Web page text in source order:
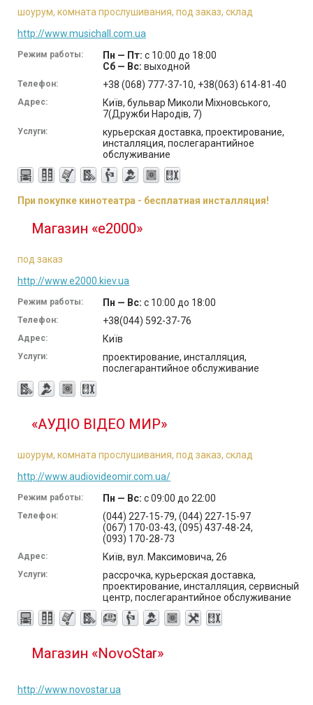
шоурум, комната прослушивания, под заказ, склад
http://www.musichall.com.ua
Режим работы: Пн — Пт: с 10:00 до 18:00
Сб — Вс: выходной
Телефон: +38 (068) 777-37-10, +38(063) 614-81-40
Адрес:
Київ, бульвар Миколи Міхновського,
7(Дружби Народів, 7)
Услуги:
курьерская доставка, проектирование,
инсталляция, послегарантийное
обслуживание
При покупке кинотеатра - бесплатная инсталляция!
Магазин «e2000»
под заказ
http://www.e2000.kiev.ua
Режим работы: Пн — Вс: с 10:00 до 18:00
Телефон: +38(044) 592-37-76
Адрес: Київ
Услуги:
проектирование, инсталляция,
послегарантийное обслуживание
«АУДІО ВІДЕО МИР»
шоурум, комната прослушивания, под заказ, склад
http://www.audiovideomir.com.ua/
Режим работы: Пн — Вс: с 09:00 до 22:00
Телефон:
(044) 227-15-79, (044) 227-15-97
(067) 170-03-43, (095) 437-48-24,
(093) 170-28-73
Адрес: Київ, вул. Максимовича, 26
Услуги:
рассрочка, курьерская доставка,
проектирование, инсталляция, сервисный
центр, послегарантийное обслуживание
Магазин «NovoStar»
http://www.novostar.ua